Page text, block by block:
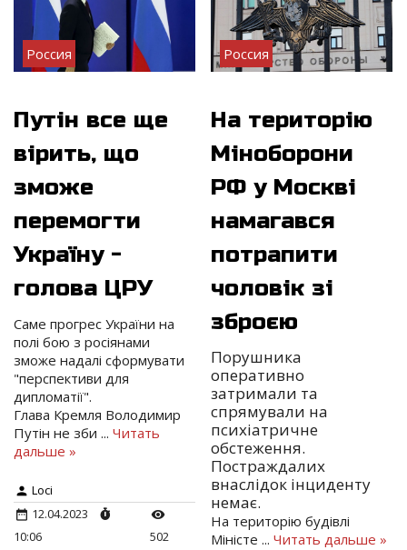
Россия
Путін все ще
вірить, що
зможе
перемогти
Україну -
голова ЦРУ
Саме прогрес України на
полі бою з росіянами
зможе надалі сформувати
"перспективи для
дипломатії".
Глава Кремля Володимир
Путін не зби ... Читать
дальше »
Loci
12.04.2023
10:06
502
Россия
На територію
Міноборони
РФ у Москві
намагався
потрапити
чоловік зі
зброєю
Порушника
оперативно
затримали та
спрямували на
психіатричне
обстеження.
Постраждалих
внаслідок інциденту
немає.
На територію будівлі
Міністе...Читать дальше »